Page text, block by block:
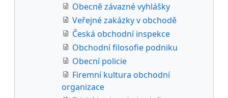
Obecně závazné vyhlášky
Veřejné zakázky v obchodě
Česká obchodní inspekce
Obchodní filosofie podniku
Obecní policie
Firemní kultura obchodní
organizace